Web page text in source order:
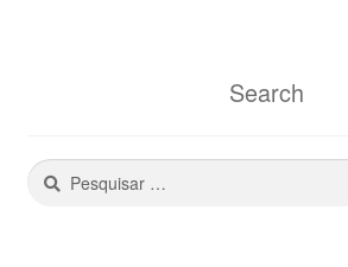
Search
Pesquisar
por: